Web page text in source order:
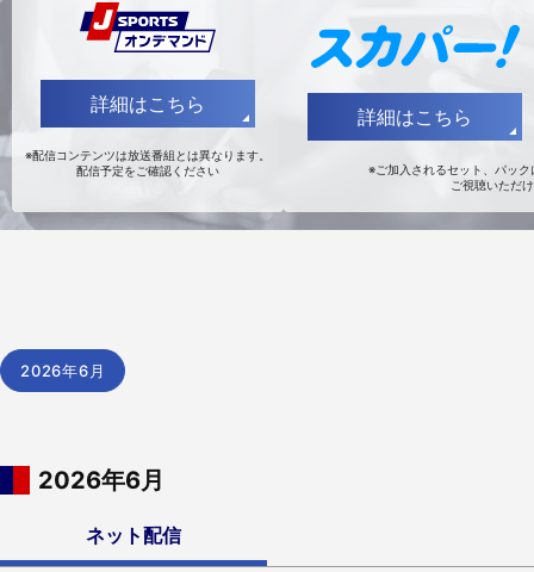
詳細はこちら
※配信コンテンツは放送番組とは異なります。
配信予定をご確認ください
詳細はこちら
※ご加入されるセット、パッ
ご視聴いただ
2026年6月
2026年6月
ネット配信